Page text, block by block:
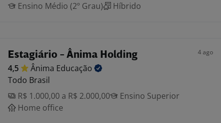
Ensino Médio (2º Grau)
Híbrido
Estagiário - Ânima Holding 4 ago
4,5 Ânima Educação
Todo Brasil
R$ 1.000,00 a R$ 2.000,00
Ensino Superior
Home office